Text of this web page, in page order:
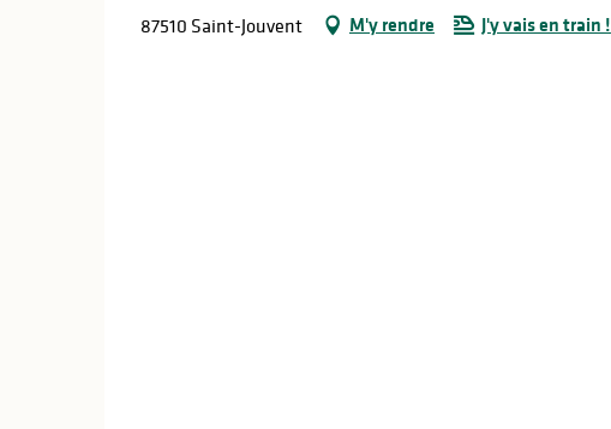
87510 Saint-Jouvent M'y rendre J'y vais en train !